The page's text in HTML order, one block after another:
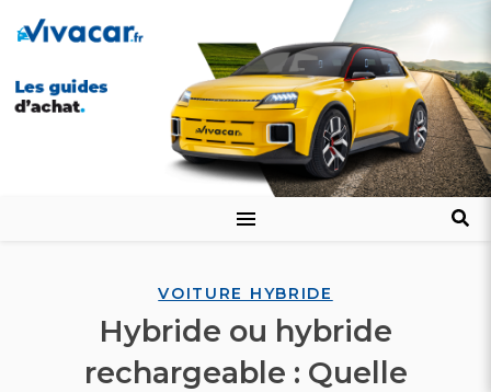
VOITURE HYBRIDE
Hybride ou hybride
rechargeable : Quelle